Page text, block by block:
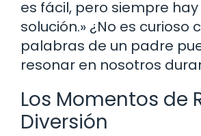
es fácil, pero siempre hay
solución.» ¿No es curioso
palabras de un padre
resonar en nosotros
Los Momentos de
Diversión